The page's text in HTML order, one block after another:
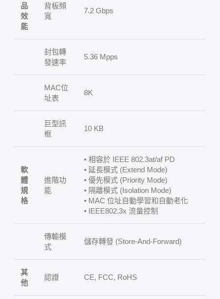
品
效
能
背板頻
寬
7.2 Gbps
封包轉
發速率
5.36 Mpps
MAC位
址表
8K
巨型訊
框
10 KB
軟
體
規
格
進階功
能
• 相容於 IEEE 802.3at/af PD
• 延長模式 (Extend Mode)
• 優先模式 (Priority Mode)
• 隔離模式 (Isolation Mode)
• MAC 位址自動學習和自動老化
• IEEE802.3x 流量控制
傳輸模
式
儲存轉發 (Store-And-Forward)
其
他
認證 CE, FCC, RoHS